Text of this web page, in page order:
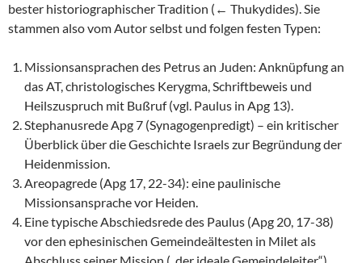
bester historiographischer Tradition (← Thukydides). Sie
stammen also vom Autor selbst und folgen festen Typen:
Missionsansprachen des Petrus an Juden: Anknüpfung an
das AT, christologisches Kerygma, Schriftbeweis und
Heilszuspruch mit Bußruf (vgl. Paulus in Apg 13).
Stephanusrede Apg 7 (Synagogenpredigt) – ein kritischer
Überblick über die Geschichte Israels zur Begründung der
Heidenmission.
Areopagrede (Apg 17, 22-34): eine paulinische
Missionsansprache vor Heiden.
Eine typische Abschiedsrede des Paulus (Apg 20, 17-38)
vor den ephesinischen Gemeindeältesten in Milet als